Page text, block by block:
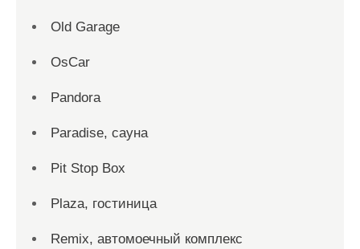
Old Garage
OsCar
Pandora
Paradise, сауна
Pit Stop Box
Plaza, гостиница
Remix, автомоечный комплекс